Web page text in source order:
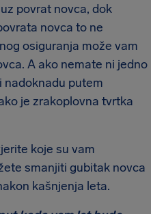
povrat novca, dok
novca to ne
osiguranja može vam
A ako nemate ni jedno
nadoknadu putem
je zrakoplovna tvrtka
koje su vam
smanjiti gubitak novca
kašnjenja leta.